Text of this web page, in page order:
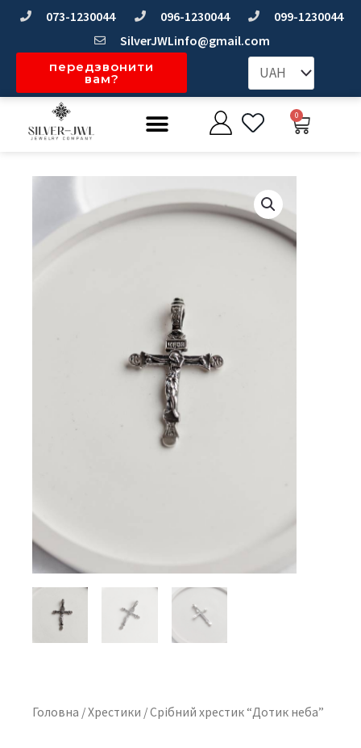
Перейти073-1230044 096-1230044
099-1230044
SilverJWLinfo@gmail.com
передзвонити
вам?
Меню 0
Головна /Хрестики / Срібний хрестик “Дотик неба”